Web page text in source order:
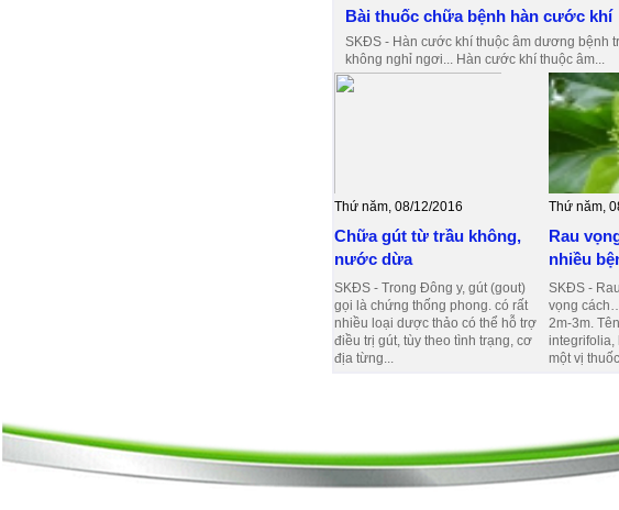
Bài thuốc chữa bệnh hàn cước khí
SKĐS - Hàn cước khí thuộc âm dương bệnh
không nghỉ ngơi... Hàn cước khí thuộc âm...
Thứ năm, 08/12/2016
Chữa gút từ trầu không,
nước dừa
SKĐS - Trong Đông y, gút (gout)
gọi là chứng thống phong. có rất
nhiều loại dược thảo có thể hỗ trợ
điều trị gút, tùy theo tình trạng, cơ
địa từng...
Thứ năm,
Rau
nhiều
SKĐS -
vọng
2m-3m.
integrifolia,
một vị